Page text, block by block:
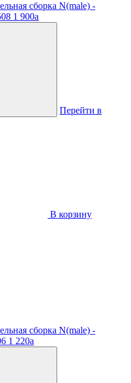
сборка N(male) -
1 900a
Перейти в
В корзину
сборка N(male) -
1 220a